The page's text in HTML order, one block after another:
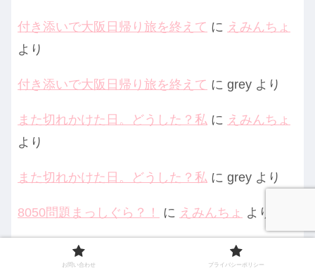
付き添いで大阪日帰り旅を終えて に えみんちょ
より
付き添いで大阪日帰り旅を終えて に grey より
また切れかけた日。どうした？私 に えみんちょ
より
また切れかけた日。どうした？私 に grey より
8050問題まっしぐら？！ に えみんちょ より
お問い合わせ プライバシーポリシー